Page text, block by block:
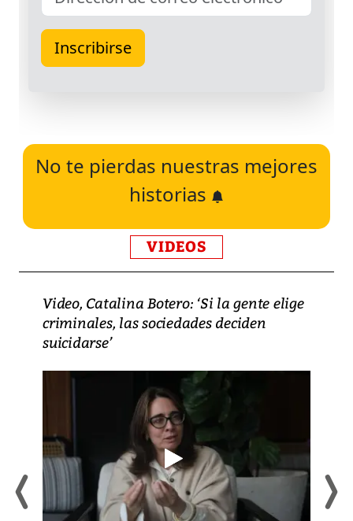
No te pierdas nuestras mejores
historias
VIDEOS
Video, Catalina Botero: ‘Si la gente elige
criminales, las sociedades deciden
suicidarse’